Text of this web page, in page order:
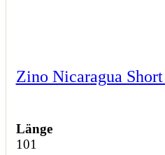
Zino Nicaragua
Länge
101